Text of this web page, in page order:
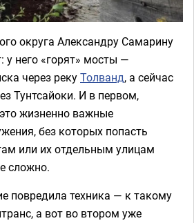
округа Александру Самарину
у него «горят» мосты —
через рекуТолванд, а сейчас
Тунтсайоки. И в первом,
жизненно важные
без которых попасть
или их отдельным улицам
сложно.
повредила техника — к такому
а вот во втором уже